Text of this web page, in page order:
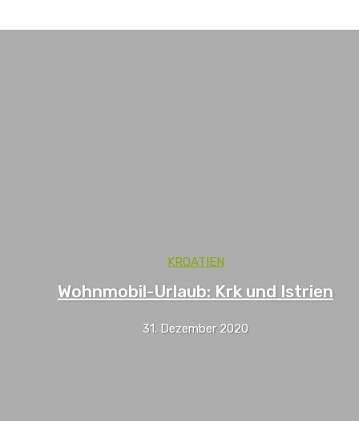
KROATIEN
Wohnmobil-Urlaub: Krk und Istrien
31. Dezember 2020